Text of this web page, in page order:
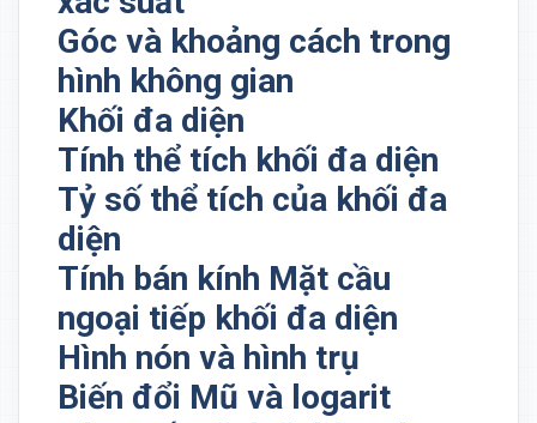
Góc và khoảng cách trong
hình không gian
Khối đa diện
Tính thể tích khối đa diện
Tỷ số thể tích của khối đa
diện
Tính bán kính Mặt cầu
ngoại tiếp khối đa diện
Hình nón và hình trụ
Biến đổi Mũ và logarit